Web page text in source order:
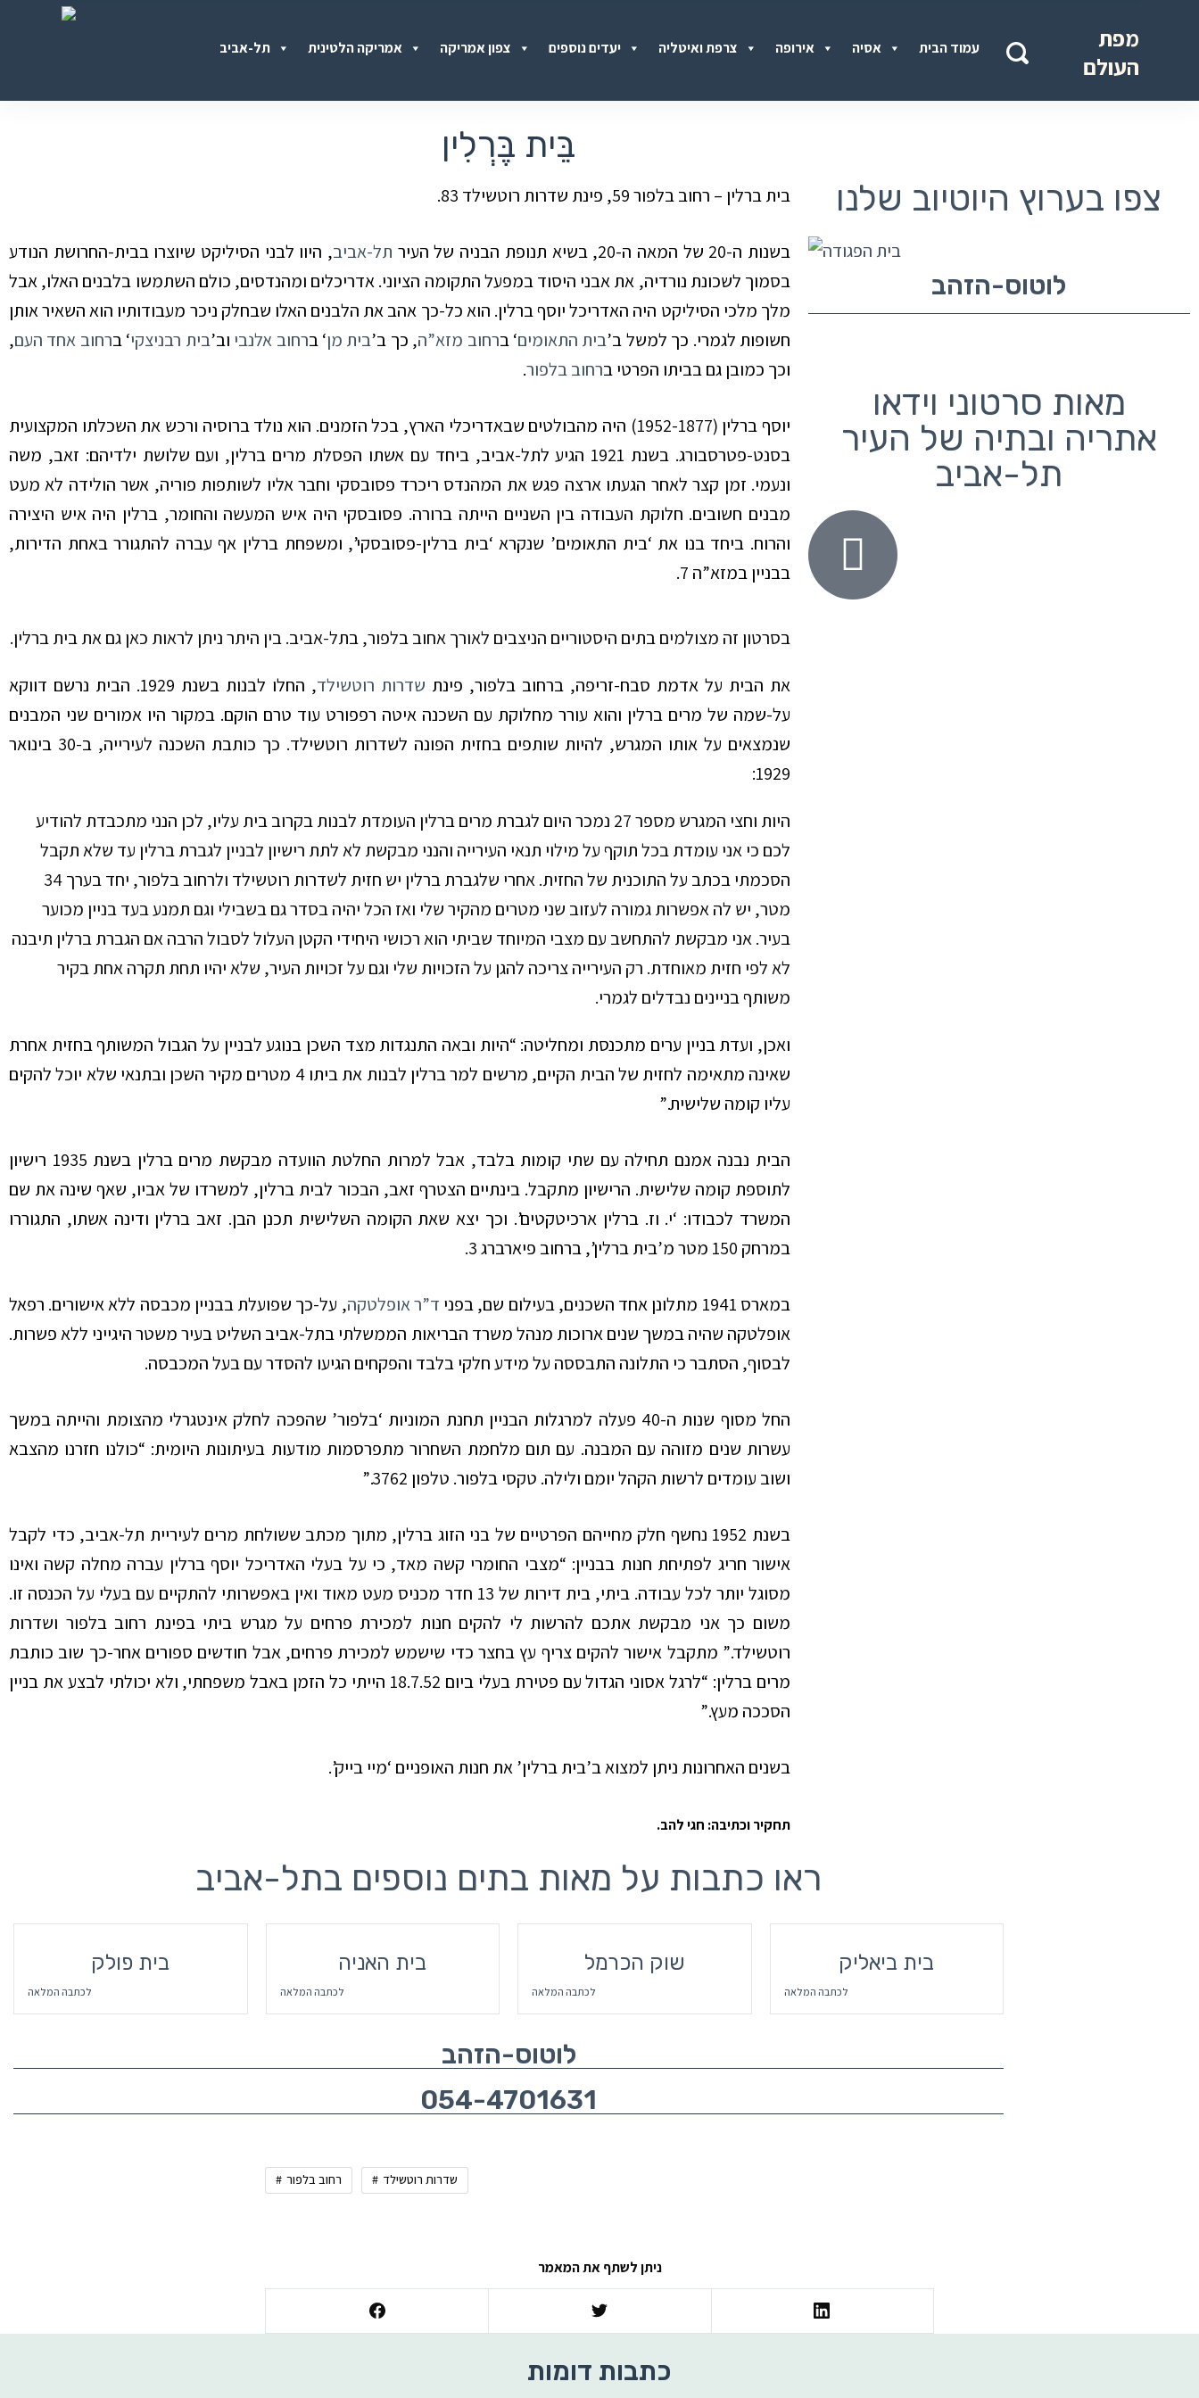
n
t
e
n
תל-אביב אמריקה הלטינית צפון אמריקה יעדים נוספים צרפת ואיטליה אירופה אסיה עמוד הבית
מפת
העולם
בֵּית בֶּרְלִין
בית ברלין – רחוב בלפור 59, פינת שדרות רוטשילד 83.
בשנות ה-20 של המאה ה-20, בשיא תנופת הבניה של העיר תל-אביב, היוו לבני הסיליקט שיוצרו בבית-החרושת הנודע
בסמוך לשכונת נורדיה, את אבני היסוד במפעל התקומה הציוני. אדריכלים ומהנדסים, כולם השתמשו בלבנים האלו, אבל
מלך מלכי הסיליקט היה האדריכל יוסף ברלין. הוא כל-כך אהב את הלבנים האלו שבחלק ניכר מעבודותיו הוא השאיר אותן
חשופות לגמרי. כך למשל ב’בית התאומים‘ ברחוב מזא”ה, כך ב’בית מן‘ ברחוב אלנבי וב’בית רבניצקי‘ ברחוב אחד העם,
וכך כמובן גם בביתו הפרטי ברחוב בלפור.
יוסף ברלין (1952-1877) היה מהבולטים שבאדריכלי הארץ, בכל הזמנים. הוא נולד ברוסיה ורכש את השכלתו המקצועית
בסנט-פטרסבורג. בשנת 1921 הגיע לתל-אביב, ביחד עם אשתו הפסלת מרים ברלין, ועם שלושת ילדיהם: זאב, משה
ונעמי. זמן קצר לאחר הגעתו ארצה פגש את המהנדס ריכרד פסובסקי וחבר אליו לשותפות פוריה, אשר הולידה לא מעט
מבנים חשובים. חלוקת העבודה בין השניים הייתה ברורה. פסובסקי היה איש המעשה והחומר, ברלין היה איש היצירה
והרוח. ביחד בנו את ‘בית התאומים’ שנקרא ‘בית ברלין-פסובסקי’, ומשפחת ברלין אף עברה להתגורר באחת הדירות,
בבניין במזא”ה 7.
בסרטון זה מצולמים בתים היסטוריים הניצבים לאורך אחוב בלפור, בתל-אביב. בין היתר ניתן לראות כאן גם את בית ברלין.
את הבית על אדמת סבח-זריפה, ברחוב בלפור, פינת שדרות רוטשילד
, החלו לבנות בשנת 1929. הבית נרשם דווקא
על-שמה של מרים ברלין והוא עורר מחלוקת עם השכנה איטה רפפורט עוד טרם הוקם. במקור היו אמורים שני המבנים
שנמצאים על אותו המגרש, להיות שותפים בחזית הפונה לשדרות רוטשילד. כך כותבת השכנה לעירייה, ב-30 בינואר
1929:
היות וחצי המגרש מספר 27 נמכר היום לגברת מרים ברלין העומדת לבנות בקרוב בית עליו, לכן הנני מתכבדת להודיע
לכם כי אני עומדת בכל תוקף על מילוי תנאי העירייה והנני מבקשת לא לתת רישיון לבניין לגברת ברלין עד שלא תקבל
הסכמתי בכתב על התוכנית של החזית. אחרי שלגברת ברלין יש חזית לשדרות רוטשילד ולרחוב בלפור, יחד בערך 34
מטר, יש לה אפשרות גמורה לעזוב שני מטרים מהקיר שלי ואז הכל יהיה בסדר גם בשבילי וגם תמנע בעד בניין מכוער
בעיר. אני מבקשת להתחשב עם מצבי המיוחד שביתי הוא רכושי היחידי הקטן העלול לסבול הרבה אם הגברת ברלין תיבנה
לא לפי חזית מאוחדת. רק העירייה צריכה להגן על הזכויות שלי וגם על זכויות העיר, שלא יהיו תחת תקרה אחת בקיר
משותף בניינים נבדלים לגמרי.
ואכן, ועדת בניין ערים מתכנסת ומחליטה: “היות ובאה התנגדות מצד השכן בנוגע לבניין על הגבול המשותף בחזית אחרת
שאינה מתאימה לחזית של הבית הקיים, מרשים למר ברלין לבנות את ביתו 4 מטרים מקיר השכן ובתנאי שלא יוכל להקים
עליו קומה שלישית.”
הבית נבנה אמנם תחילה עם שתי קומות בלבד, אבל למרות החלטת הוועדה מבקשת מרים ברלין בשנת 1935 רישיון
לתוספת קומה שלישית. הרישיון מתקבל. בינתיים הצטרף זאב, הבכור לבית ברלין, למשרדו של אביו, שאף שינה את שם
המשרד לכבודו: ‘י. וז. ברלין ארכיטקטים’. וכך יצא שאת הקומה השלישית תכנן הבן. זאב ברלין ודינה אשתו, התגוררו
במרחק 150 מטר מ’בית ברלין’, ברחוב פיארברג 3.
במארס 1941 מתלונן אחד השכנים, בעילום שם, בפני ד”ר אופלטקה, על-כך שפועלת בבניין מכבסה ללא אישורים. רפאל
אופלטקה שהיה במשך שנים ארוכות מנהל משרד הבריאות הממשלתי בתל-אביב השליט בעיר משטר היגייני ללא פשרות.
לבסוף, הסתבר כי התלונה התבססה על מידע חלקי בלבד והפקחים הגיעו להסדר עם בעל המכבסה.
החל מסוף שנות ה-40 פעלה למרגלות הבניין תחנת המוניות ‘בלפור’ שהפכה לחלק אינטגרלי מהצומת והייתה במשך
עשרות שנים מזוהה עם המבנה. עם תום מלחמת השחרור מתפרסמות מודעות בעיתונות היומית: “כולנו חזרנו מהצבא
ושוב עומדים לרשות הקהל יומם ולילה. טקסי בלפור. טלפון 3762.”
בשנת 1952 נחשף חלק מחייהם הפרטיים של בני הזוג ברלין, מתוך מכתב ששולחת מרים לעיריית תל-אביב, כדי לקבל
אישור חריג לפתיחת חנות בבניין: “מצבי החומרי קשה מאד, כי על בעלי האדריכל יוסף ברלין עברה מחלה קשה ואינו
מסוגל יותר לכל עבודה. ביתי, בית דירות של 13 חדר מכניס מעט מאוד ואין באפשרותי להתקיים עם בעלי על הכנסה זו.
משום כך אני מבקשת אתכם להרשות לי להקים חנות למכירת פרחים על מגרש ביתי בפינת רחוב בלפור ושדרות
רוטשילד.” מתקבל אישור להקים צריף עץ בחצר כדי שישמש למכירת פרחים, אבל חודשים ספורים אחר-כך שוב כותבת
מרים ברלין: “לרגל אסוני הגדול עם פטירת בעלי ביום 18.7.52 הייתי כל הזמן באבל משפחתי, ולא יכולתי לבצע את בניין
הסככה מעץ.”
בשנים האחרונות ניתן למצוא ב’בית ברלין’ את חנות האופניים ‘מיי בייק’.
תחקיר וכתיבה: חגי להב.
צפו בערוץ היוטיוב שלנו
לוטוס-הזהב
מאות סרטוני וידאו
אתריה ובתיה של העיר
תל-אביב
ראו כתבות על מאות בתים נוספים בתל-אביב
בית פולק
לכתבה המלאה
בית האניה
לכתבה המלאה
שוק הכרמל
לכתבה המלאה
בית ביאליק
לכתבה המלאה
לוטוס-הזהב
054-4701631
רחוב בלפור שדרות רוטשילד
ניתן לשתף את המאמר
כתבות דומות